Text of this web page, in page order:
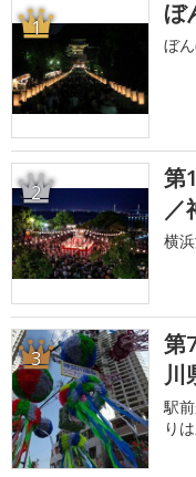
1 ぼ
ぼ
2
第
／
横
3
第
川
駅
り